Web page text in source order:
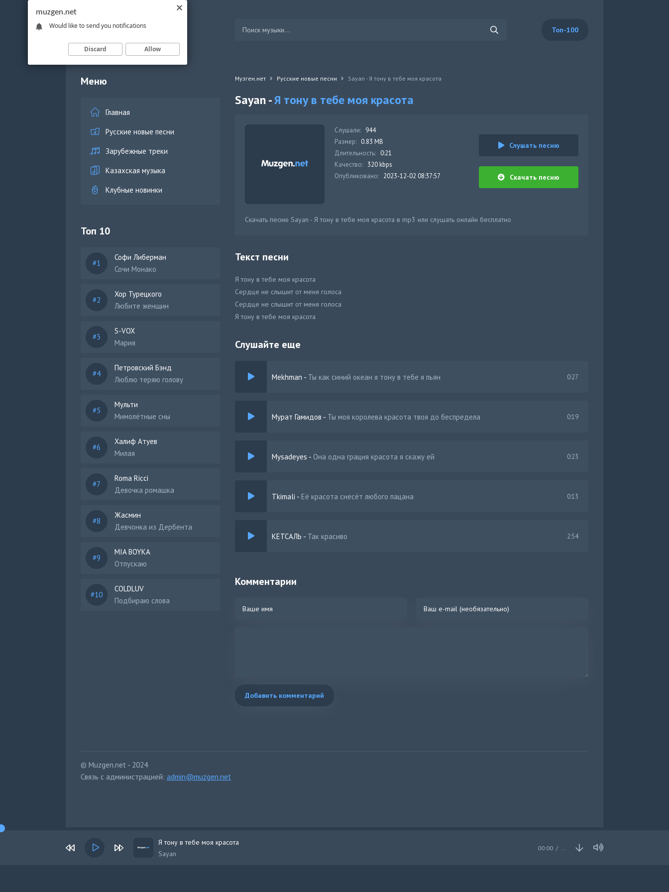
Топ-100
Меню
Главная
Русские новые песни
Зарубежные треки
Казахская музыка
Клубные новинки
Топ 10
Софи Либерман
Сочи Монако
Хор Турецкого
Любите женщин
S-VOX
Мария
Петровский Бэнд
Люблю теряю голову
Мульти
Мимолётные сны
Халиф Атуев
Милая
Roma Ricci
Девочка ромашка
Жасмин
Девчонка из Дербента
MIA BOYKA
Отпускаю
COLDLUV
Подбираю слова
Музген.нет Русские новые песни Sayan - Я тону в тебе моя красота
Sayan -Я тону в тебе моя красота
Слушали: 944
Размер: 0.83 MB
Длительность: 0:21
Качество: 320 kbps
Опубликовано: 2023-12-02 08:37:57
Слушать песню
Скачать песню
Скачать песню Sayan - Я тону в тебе моя красота в mp3 или слушать онлайн бесплатно
Текст песни
Я тону в тебе моя красота
Сердце не слышит от меня голоса
Сердце не слышит от меня голоса
Я тону в тебе моя красота
Слушайте еще
Mekhman - Ты как синий океан я тону в тебе я пьян 0:27
Мурат Гамидов - Ты моя королева красота твоя до беспредела 0:19
Mysadeyes - Она одна грация красота я скажу ей 0:23
Tkimali - Её красота снесёт любого пацана 0:13
КЕТСАЛЬ - Так красиво 2:54
Комментарии
Добавить комментарий
© Muzgen.net - 2024
Связь с администрацией: admin@muzgen.net
muzgen.net
Would like to send you notifications
Discard Allow
Я тону в тебе моя красота
Sayan
00:00